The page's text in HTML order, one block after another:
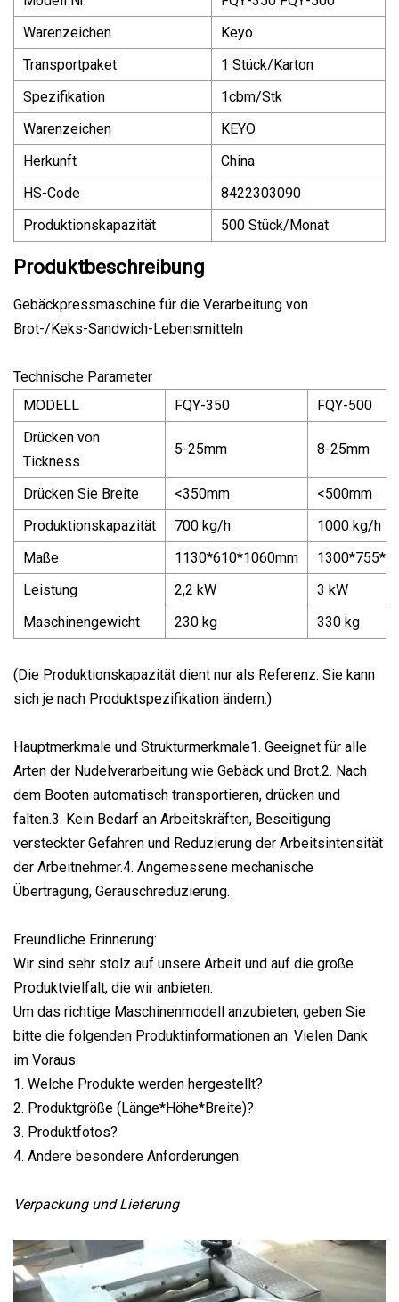
Warenzeichen
Keyo
Transportpaket
1 Stück/Karton
Spezifikation
1cbm/Stk
Warenzeichen
KEYO
Herkunft
China
HS-Code
8422303090
Produktionskapazität
500 Stück/Monat
Produktbeschreibung
Gebäckpressmaschine für die Verarbeitung von
Brot-/Keks-Sandwich-Lebensmitteln
Technische Parameter
MODELL
FQY-350
FQY-500
Drücken von
Tickness
5-25mm 8-25mm
Drücken Sie Breite <350mm
<500mm
Produktionskapazität
700 kg/h
1000 kg/h
Maße
1130*610*1060mm
Leistung
2,2 kW
3 kW
Maschinengewicht
230 kg 330 kg
(Die Produktionskapazität dient nur als Referenz. Sie kann
sich je nach Produktspezifikation ändern.)
Hauptmerkmale und Strukturmerkmale1. Geeignet für alle
Arten der Nudelverarbeitung wie Gebäck und Brot.2. Nach
dem Booten automatisch transportieren, drücken und
falten.3. Kein Bedarf an Arbeitskräften, Beseitigung
versteckter Gefahren und Reduzierung der Arbeitsintensität
der Arbeitnehmer.4. Angemessene mechanische
Übertragung, Geräuschreduzierung.
Freundliche Erinnerung:
Wir sind sehr stolz auf unsere Arbeit und auf die große
Produktvielfalt, die wir anbieten.
Um das richtige Maschinenmodell anzubieten, geben Sie
bitte die folgenden Produktinformationen an. Vielen Dank
im Voraus.
1. Welche Produkte werden hergestellt?
2. Produktgröße (Länge*Höhe*Breite)?
3. Produktfotos?
4. Andere besondere Anforderungen.
Verpackung und Lieferung